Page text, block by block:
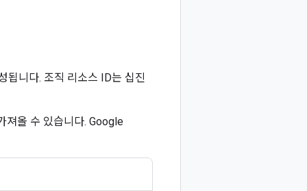
됩니다. 조직 리소스 ID는 십진
져올 수 있습니다. Google